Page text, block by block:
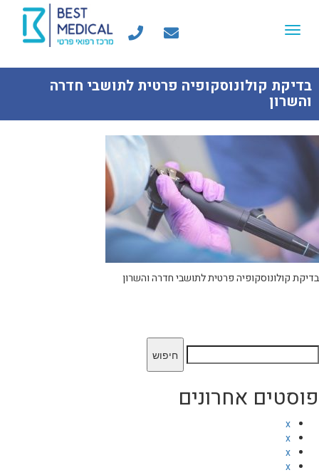
Toggle
בדיקת קולונוסקופיה פרטית לתושבי חדרה
והשרון
בדיקת קולונוסקופיה פרטית לתושבי חדרה והשרון
חיפוש:
פוסטים אחרונים
x
x
x
x